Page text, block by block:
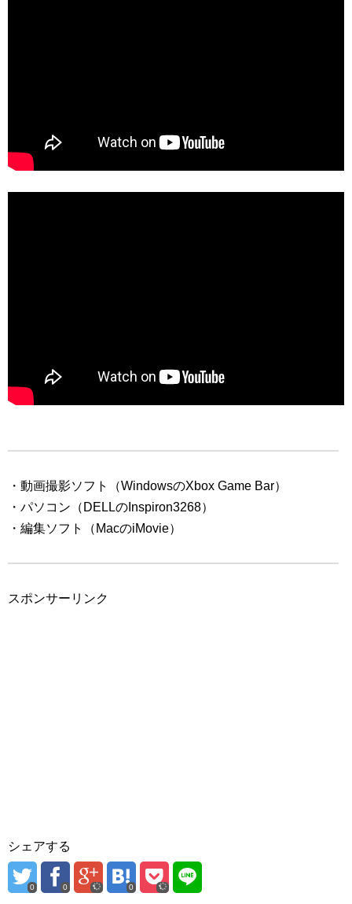
・動画撮影ソフト（WindowsのXbox Game Bar）
・パソコン（DELLのInspiron3268）
・編集ソフト（MacのiMovie）
スポンサーリンク
シェアする
0 0 0